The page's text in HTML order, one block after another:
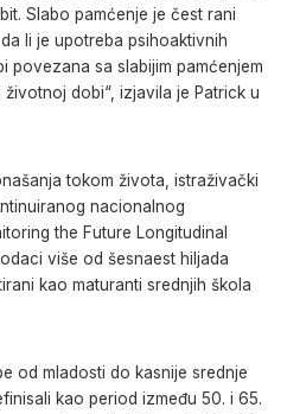
Slabo pamćenje je čest rani
li je upotreba psihoaktivnih
povezana sa slabijim pamćenjem
dobi“, izjavila je Patrick u
tokom života, istraživački
nacionalnog
the Future Longitudinal
više od šesnaest hiljada
kao maturanti srednjih škola
od mladosti do kasnije srednje
kao period između 50. i 65.